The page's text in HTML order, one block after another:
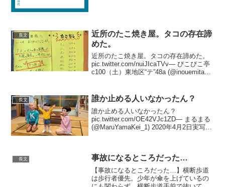
長文
近所のたこ焼き屋。タコの存在諦
めた。
近所のたこ焼き屋。タコの存在諦めた。
pic.twitter.com/nuiJIcaTVv— ぴこぴこ亭
c100（土）東地区“テ”48a (@inouemitan)
長文 誰か止める人いなかったん？
誰か止める人いなかったん？
pic.twitter.com/OE42VJc1ZD— まるまる
(@MaruYamaKei_1) 2020年4月2日実写と
長文 事故になるところだった…
【事故になるところだった…】横断歩道
は歩行者優先。少年が傘を上げているの